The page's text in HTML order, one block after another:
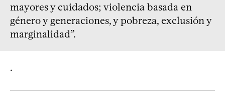
mayores y cuidados; violencia basada en
género y generaciones, y pobreza, exclusión y
marginalidad”.
.